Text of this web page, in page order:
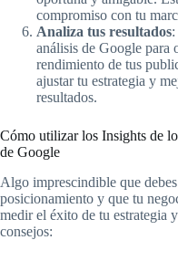
compromiso con tu
Analiza tus resultados
análisis de Google para
rendimiento de tus
ajustar tu estrategia y
resultados.
Cómo utilizar los Insights de
de Google
Algo imprescindible que
posicionamiento y que tu
medir el éxito de tu estrategia
consejos: